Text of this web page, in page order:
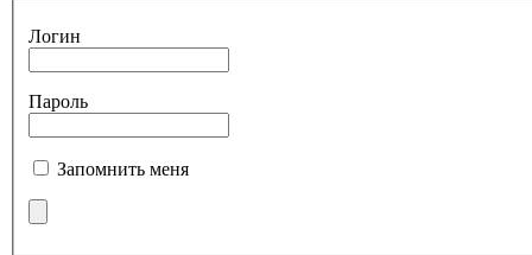
Логин
Пароль
Запомнить меня